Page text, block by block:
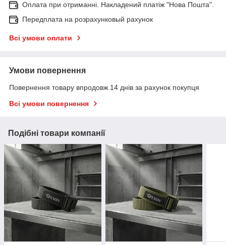
Оплата при отриманні. Накладений платіж "Нова Пошта".
Передплата на розрахунковый рахунок
Всі умови оплати
Умови повернення
Повернення товару впродовж 14 днів за рахунок покупця
Всі умови повернення
Подібні товари компанії